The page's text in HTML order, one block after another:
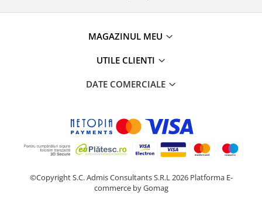
MAGAZINUL MEU
UTILE CLIENTI
DATE COMERCIALE
©Copyright S.C. Admis Consultants S.R.L 2026 Platforma E-
commerce by Gomag